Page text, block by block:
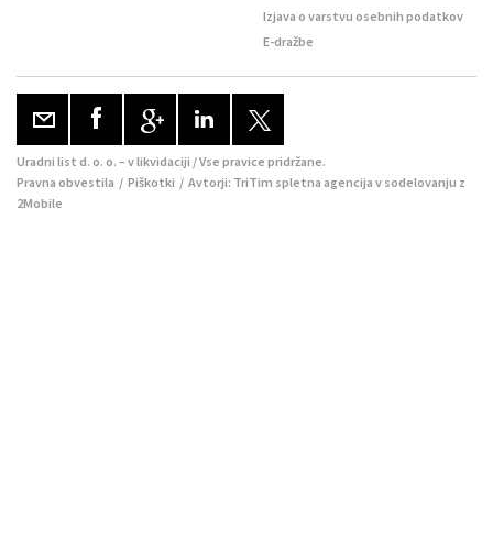
Izjava o varstvu osebnih podatkov
E-dražbe
Uradni list d. o. o. – v likvidaciji / Vse pravice pridržane.
Pravna obvestila / Piškotki / Avtorji: TriTim spletna agencija v sodelovanju z
2Mobile